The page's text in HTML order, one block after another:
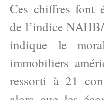
Ces chiffres font
de l’indice
indique le
immobiliers
ressorti à 21